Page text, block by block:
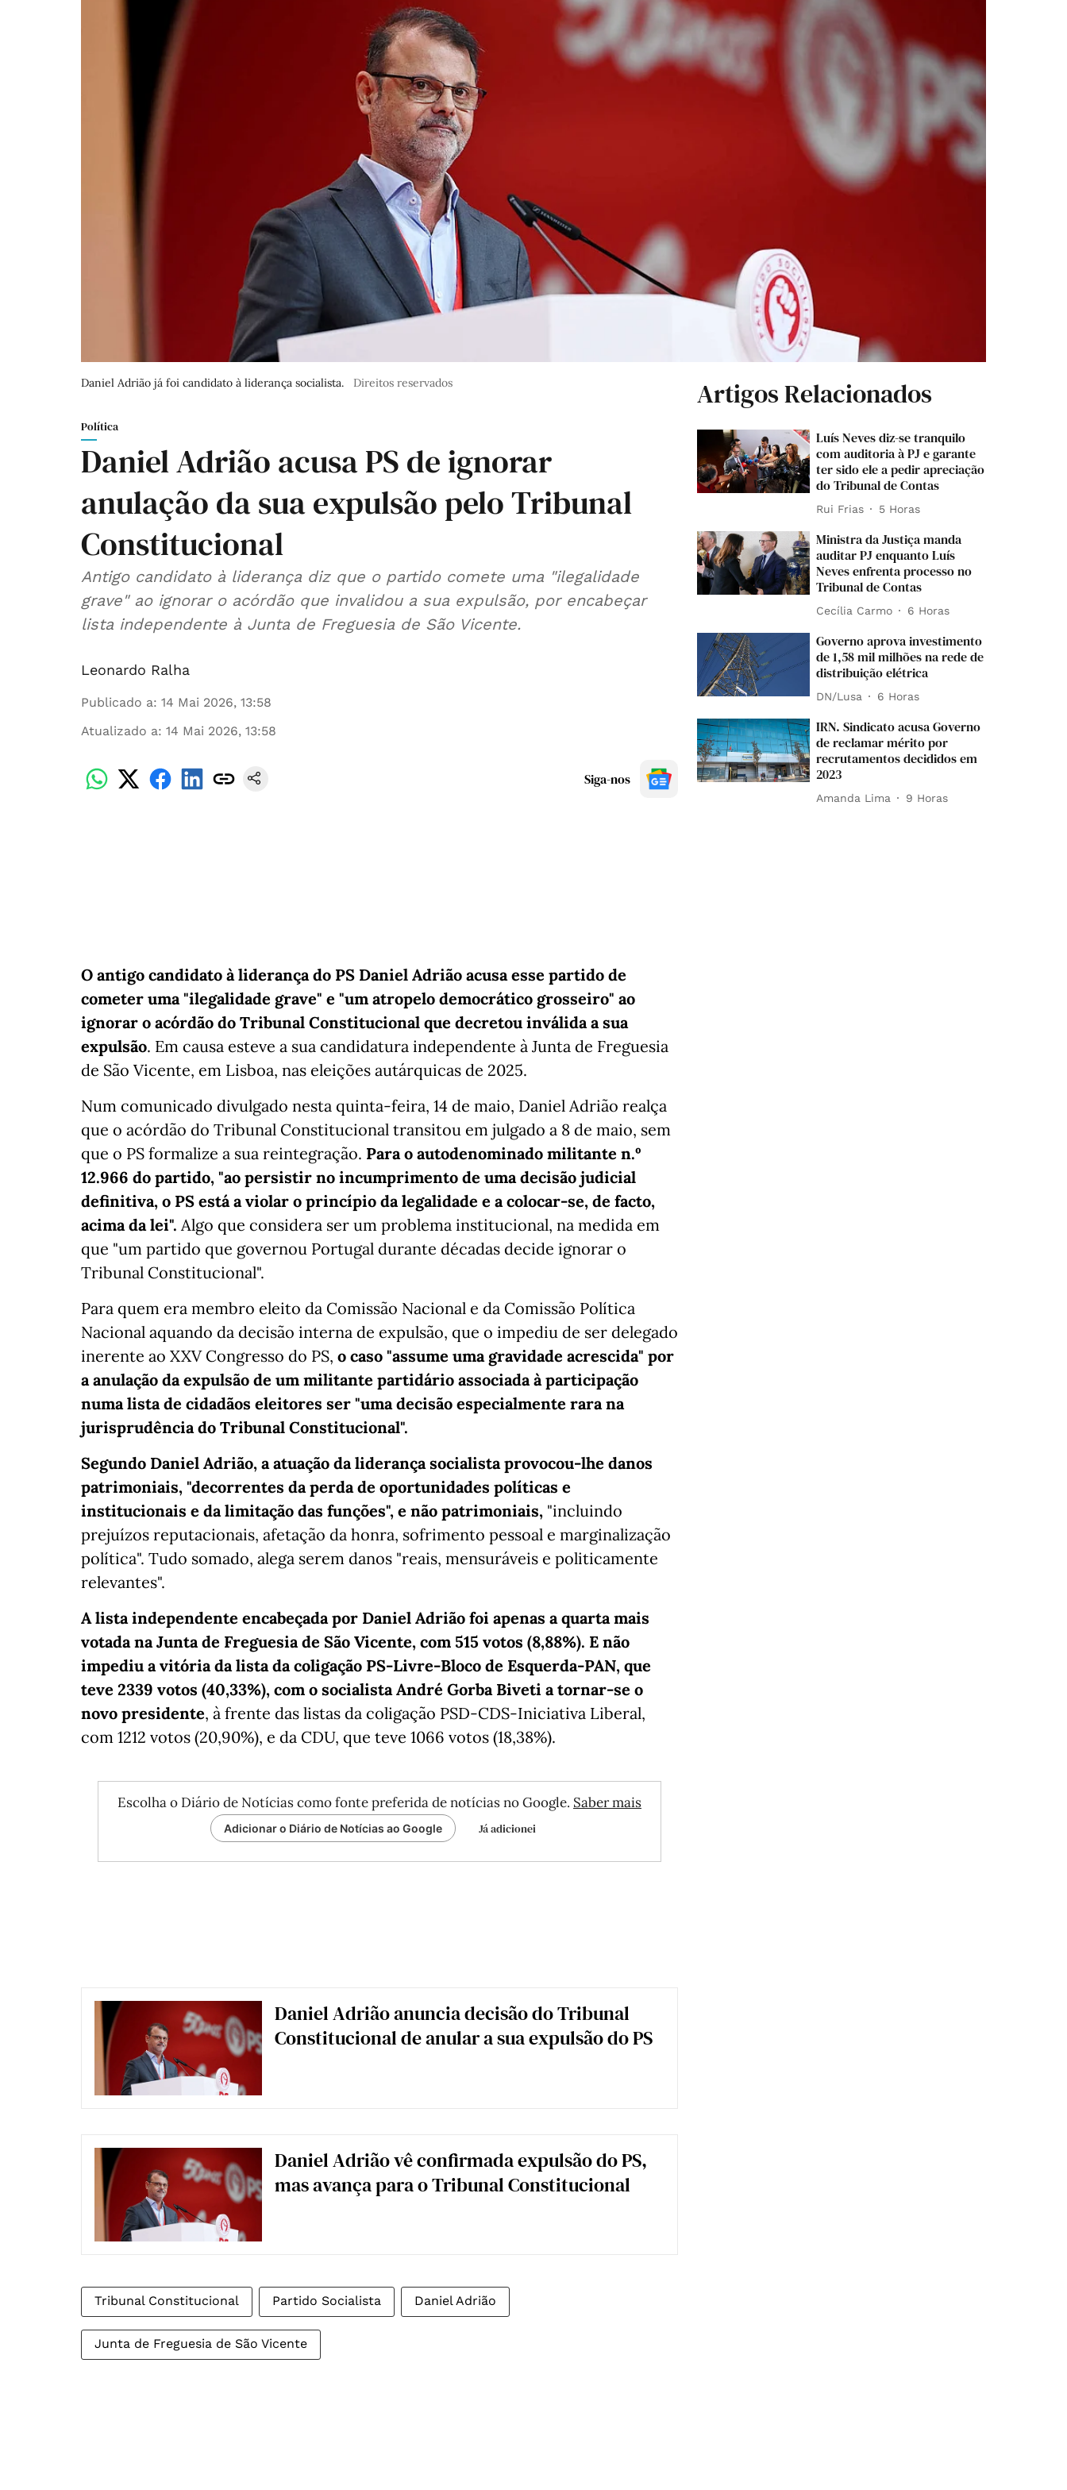
Daniel Adrião já foi candidato à liderança socialista. Direitos reservados
Política
Daniel Adrião acusa PS de ignorar
anulação da sua expulsão pelo Tribunal
Constitucional
Antigo candidato à liderança diz que o partido comete uma "ilegalidade
grave" ao ignorar o acórdão que invalidou a sua expulsão, por encabeçar
lista independente à Junta de Freguesia de São Vicente.
Leonardo Ralha
Publicado a: 14 Mai 2026, 13:58
Atualizado a: 14 Mai 2026, 13:58
Siga-nos
O antigo candidato à liderança do PS Daniel Adrião acusa esse partido de
cometer uma "ilegalidade grave" e "um atropelo democrático grosseiro" ao
ignorar o acórdão do Tribunal Constitucional que decretou inválida a sua
expulsão. Em causa esteve a sua candidatura independente à Junta de Freguesia
de São Vicente, em Lisboa, nas eleições autárquicas de 2025.
Num comunicado divulgado nesta quinta-feira, 14 de maio, Daniel Adrião realça
que o acórdão do Tribunal Constitucional transitou em julgado a 8 de maio, sem
que o PS formalize a sua reintegração. Para o autodenominado militante n.º
12.966 do partido, "ao persistir no incumprimento de uma decisão judicial
definitiva, o PS está a violar o princípio da legalidade e a colocar-se, de facto,
acima da lei". Algo que considera ser um problema institucional, na medida em
que "um partido que governou Portugal durante décadas decide ignorar o
Tribunal Constitucional".
Para quem era membro eleito da Comissão Nacional e da Comissão Política
Nacional aquando da decisão interna de expulsão, que o impediu de ser delegado
inerente ao XXV Congresso do PS, o caso "assume uma gravidade acrescida" por
a anulação da expulsão de um militante partidário associada à participação
numa lista de cidadãos eleitores ser "uma decisão especialmente rara na
jurisprudência do Tribunal Constitucional".
Segundo Daniel Adrião, a atuação da liderança socialista provocou-lhe danos
patrimoniais, "decorrentes da perda de oportunidades políticas e
institucionais e da limitação das funções", e não patrimoniais, "incluindo
prejuízos reputacionais, afetação da honra, sofrimento pessoal e marginalização
política". Tudo somado, alega serem danos "reais, mensuráveis e politicamente
relevantes".
A lista independente encabeçada por Daniel Adrião foi apenas a quarta mais
votada na Junta de Freguesia de São Vicente, com 515 votos (8,88%). E não
impediu a vitória da lista da coligação PS-Livre-Bloco de Esquerda-PAN, que
teve 2339 votos (40,33%), com o socialista André Gorba Biveti a tornar-se o
novo presidente, à frente das listas da coligação PSD-CDS-Iniciativa Liberal,
com 1212 votos (20,90%), e da CDU, que teve 1066 votos (18,38%).
Escolha o Diário de Notícias como fonte preferida de notícias no Google. Saber mais
Adicionar o Diário de Notícias ao Google Já adicionei
Daniel Adrião anuncia decisão do Tribunal
Constitucional de anular a sua expulsão do PS
Daniel Adrião vê confirmada expulsão do PS,
mas avança para o Tribunal Constitucional
Tribunal Constitucional Partido Socialista Daniel Adrião
Junta de Freguesia de São Vicente
Artigos Relacionados
Luís Neves diz-se tranquilo
com auditoria à PJ e garante
ter sido ele a pedir apreciação
do Tribunal de Contas
Rui Frias 5 Horas
Ministra da Justiça manda
auditar PJ enquanto Luís
Neves enfrenta processo no
Tribunal de Contas
Cecília Carmo 6 Horas
Governo aprova investimento
de 1,58 mil milhões na rede de
distribuição elétrica
DN/Lusa 6 Horas
IRN. Sindicato acusa Governo
de reclamar mérito por
recrutamentos decididos em
2023
Amanda Lima 9 Horas